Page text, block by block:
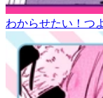
わからせたい！つ